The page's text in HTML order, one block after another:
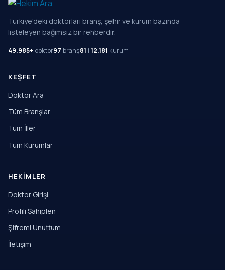
Türkiye'deki doktorları branş, şehir ve kurum bazında
listeleyen bağımsız bir rehberdir.
49.985+ doktor97 branş81 il12.181 kurum
KEŞFET
Doktor Ara
Tüm Branşlar
Tüm İller
Tüm Kurumlar
HEKIMLER
Doktor Girişi
Profili Sahiplen
Şifremi Unuttum
İletişim